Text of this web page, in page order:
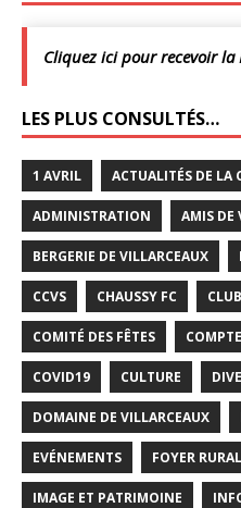
Cliquez ici pour recevoir la
LES PLUS CONSULTÉS…
1 AVRIL ACTUALITÉS DE LA
ADMINISTRATION AMIS DE
BERGERIE DE VILLARCEAUX
CCVS CHAUSSY FC
COMITÉ DES FÊTES
COVID19 CULTURE
DOMAINE DE VILLARCEAUX
EVÉNEMENTS FOYER RURAL
IMAGE ET PATRIMOINE